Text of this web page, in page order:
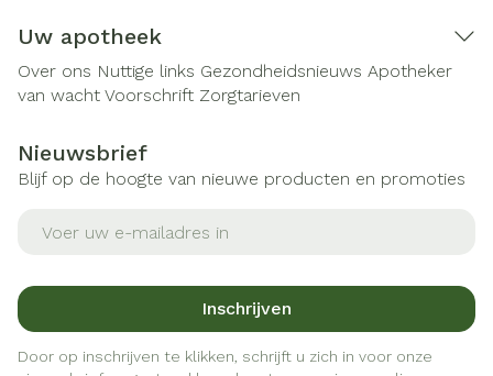
Uw apotheek
Over ons Nuttige links Gezondheidsnieuws Apotheker
van wacht Voorschrift Zorgtarieven
Nieuwsbrief
Blijf op de hoogte van nieuwe producten en promoties
Inschrijven
Door op inschrijven te klikken, schrijft u zich in voor onze